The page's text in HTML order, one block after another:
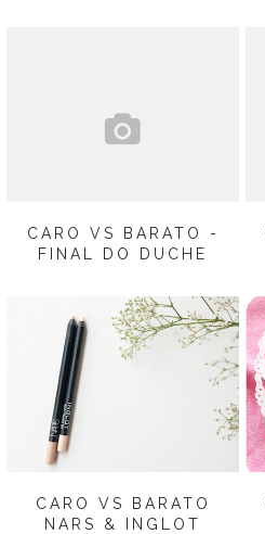
CARO VS BARATO -
FINAL DO DUCHE
CARO VS BARATO
NARS & INGLOT